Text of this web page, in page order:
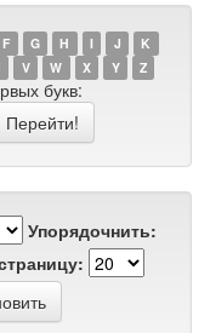
F G H I J
K
V W X Y Z
букв:
Упорядочнить: